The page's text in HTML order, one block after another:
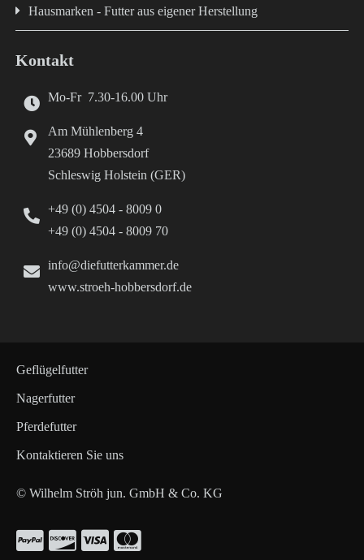
Hausmarken - Futter aus eigener Herstellung
Kontakt
Mo-Fr 7.30-16.00 Uhr
Am Mühlenberg 4
23689 Hobbersdorf
Schleswig Holstein (GER)
+49 (0) 4504 - 8009 0
+49 (0) 4504 - 8009 70
info@diefutterkammer.de
www.stroeh-hobbersdorf.de
Geflügelfutter
Nagerfutter
Pferdefutter
Kontaktieren Sie uns
© Wilhelm Ströh jun. GmbH & Co. KG